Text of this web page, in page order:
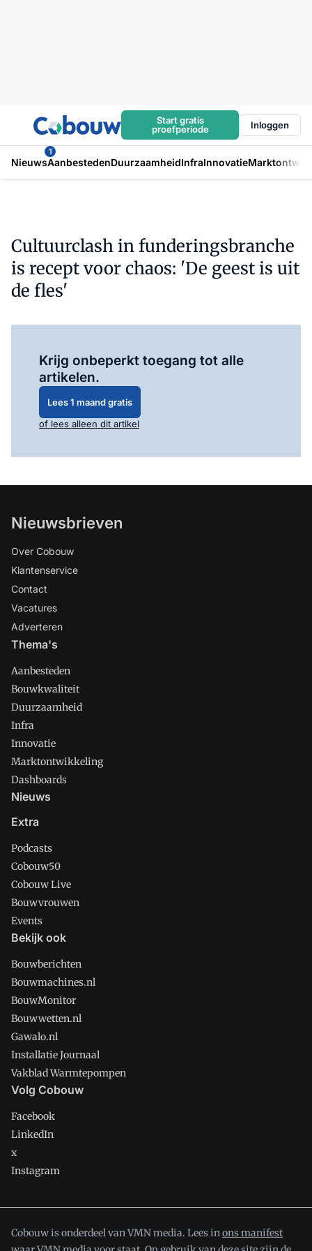
Start gratis
proefperiode
Inloggen
Nieuws
1
AanbestedenDuurzaamheidInfraInnovatie
Cultuurclash in funderingsbranche
is recept voor chaos: 'De geest is uit
de fles'
Krijg onbeperkt toegang tot alle
artikelen.
Lees 1 maand gratis
of lees alleen dit artikel
Nieuwsbrieven
Over Cobouw
Klantenservice
Contact
Vacatures
Adverteren
Thema's
Aanbesteden
Bouwkwaliteit
Duurzaamheid
Infra
Innovatie
Marktontwikkeling
Dashboards
Nieuws
Extra
Podcasts
Cobouw50
Cobouw Live
Bouwvrouwen
Events
Bekijk ook
Bouwberichten
Bouwmachines.nl
BouwMonitor
Bouwwetten.nl
Gawalo.nl
Installatie Journaal
Vakblad Warmtepompen
Volg Cobouw
Facebook
LinkedIn
x
Instagram
Cobouw is onderdeel van VMN media. Lees inons manifest